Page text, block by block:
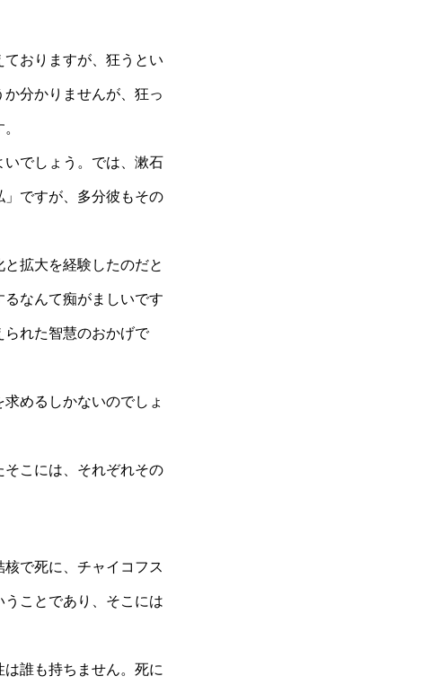
おりますが、狂うとい
分かりませんが、狂っ
でしょう。では、漱石
ですが、多分彼もその
拡大を経験したのだと
なんて痴がましいです
れた智慧のおかげで
めるしかないのでしょ
こには、それぞれその
で死に、チャイコフス
ことであり、そこには
誰も持ちません。死に